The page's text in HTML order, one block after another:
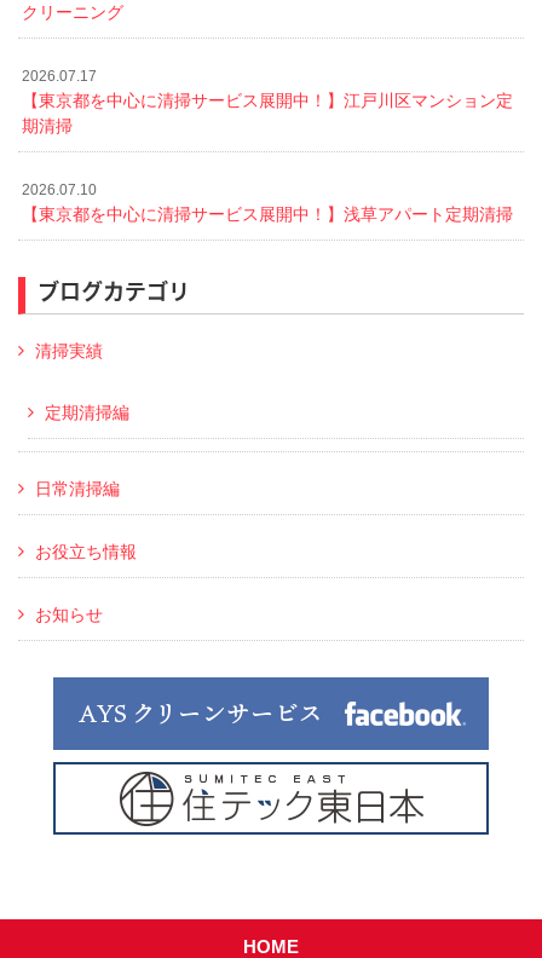
クリーニング
2026.07.17
【東京都を中心に清掃サービス展開中！】江戸川区マンション定
期清掃
2026.07.10
【東京都を中心に清掃サービス展開中！】浅草アパート定期清掃
ブログカテゴリ
清掃実績
定期清掃編
日常清掃編
お役立ち情報
お知らせ
HOME